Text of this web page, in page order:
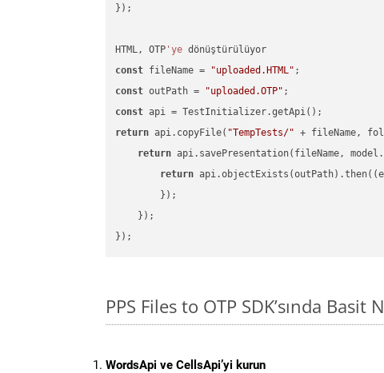
});
HTML, OTP 'ye
const fileName = "uploaded.HTML"
const outPath = "uploaded.OTP"
const
return api.copyFile( "TempTests/" + fileName,
return api.savePresentation(fileName,
return
        });
    });
PPS Files to OTP SDK’sında
WordsApi ve CellsApi’yi kurun